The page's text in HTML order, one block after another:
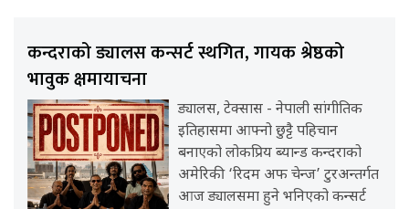
कन्दराको ड्यालस कन्सर्ट स्थगित, गायक श्रेष्ठको
भावुक क्षमायाचना
ड्यालस, टेक्सास - नेपाली सांगीतिक
इतिहासमा आफ्नो छुट्टै पहिचान
बनाएको लोकप्रिय ब्यान्ड कन्दराको
अमेरिकी ‘रिदम अफ चेन्ज’ टुरअन्तर्गत
आज ड्यालसमा हुने भनिएको कन्सर्ट